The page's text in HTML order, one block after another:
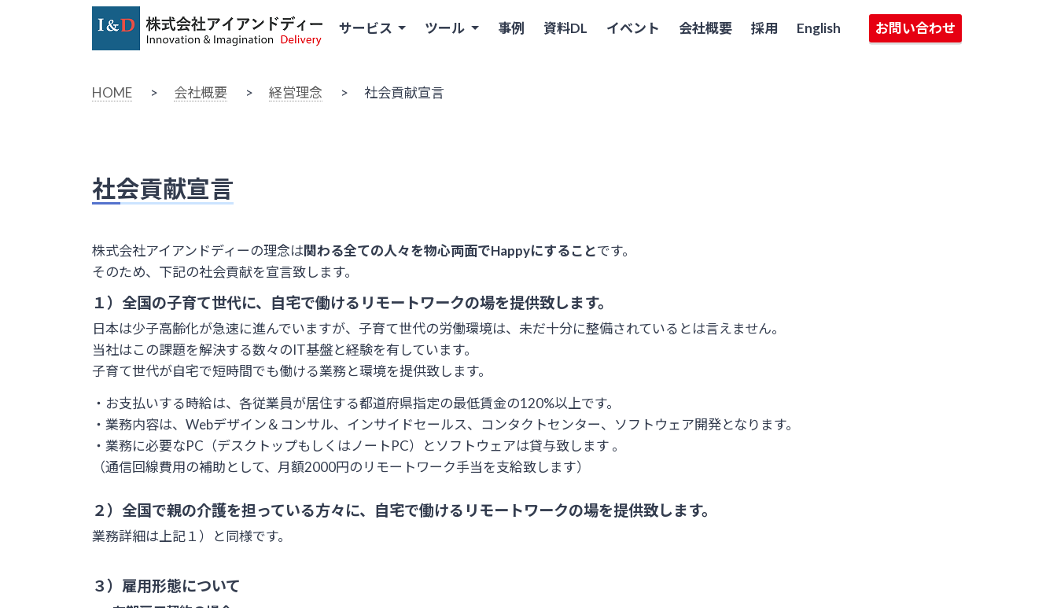
サービス ツール 事例 資料DL イベント 会社概要 採用 English お問い合わせ
HOME > 会社概要 > 経営理念 > 社会貢献宣言
社会貢献宣言
株式会社アイアンドディーの理念は関わる全ての人々を物心両面でHappyにすることです。
そのため、下記の社会貢献を宣言致します。
１）全国の子育て世代に、自宅で働けるリモートワークの場を提供致します。
日本は少子高齢化が急速に進んでいますが、子育て世代の労働環境は、未だ十分に整備されているとは言えません。
当社はこの課題を解決する数々のIT基盤と経験を有しています。
子育て世代が自宅で短時間でも働ける業務と環境を提供致します。
・お支払いする時給は、各従業員が居住する都道府県指定の最低賃金の120%以上です。
・業務内容は、Webデザイン＆コンサル、インサイドセールス、コンタクトセンター、ソフトウェア開発となります。
・業務に必要なPC（デスクトップもしくはノートPC）とソフトウェアは貸与致します 。
（通信回線費用の補助として、月額2000円のリモートワーク手当を支給致します）
２）全国で親の介護を担っている方々に、自宅で働けるリモートワークの場を提供致します。
業務詳細は上記１）と同様です。
３）雇用形態について